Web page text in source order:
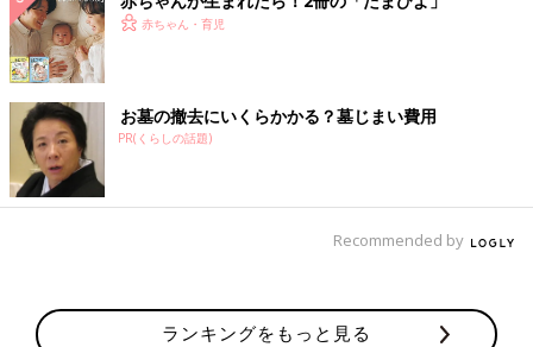
赤ちゃん・育児
お墓の撤去にいくらかかる？墓じまい費用
PR(くらしの話題)
Recommended by
ランキングをもっと見る